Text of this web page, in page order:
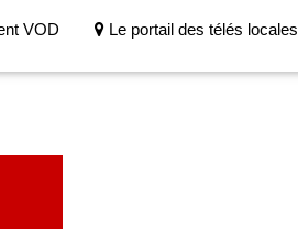
VOD Le portail des télés locales